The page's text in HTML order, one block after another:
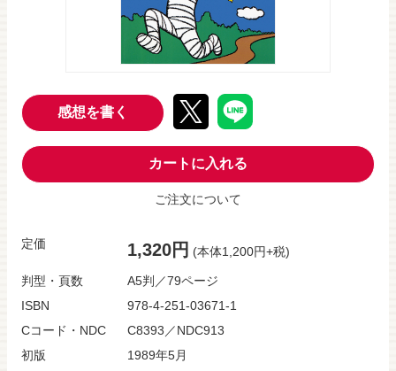
感想を書く
カートに入れる
ご注文について
定価 1,320円 (本体1,200円+税)
判型・頁数
A5判／79ページ
ISBN
978-4-251-03671-1
Cコード・NDC
C8393／NDC913
初版
1989年5月